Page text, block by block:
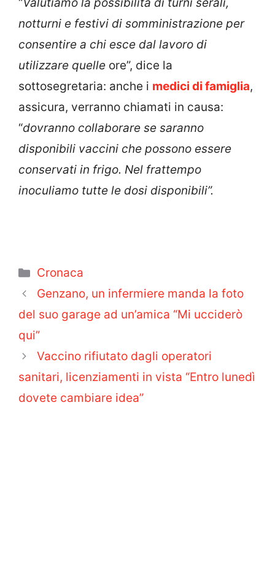
notturni e festivi di somministrazione per
consentire a chi esce dal lavoro di
utilizzare quelle ore”, dice la
sottosegretaria: anche i medici di famiglia,
assicura, verranno chiamati in causa:
“dovranno collaborare se saranno
disponibili vaccini che possono essere
conservati in frigo. Nel frattempo
inoculiamo tutte le dosi disponibili”.
Categorie
Cronaca
Genzano, un infermiere manda la foto
del suo garage ad un’amica “Mi ucciderò
qui”
Vaccino rifiutato dagli operatori
sanitari, licenziamenti in vista “Entro lunedì
dovete cambiare idea”